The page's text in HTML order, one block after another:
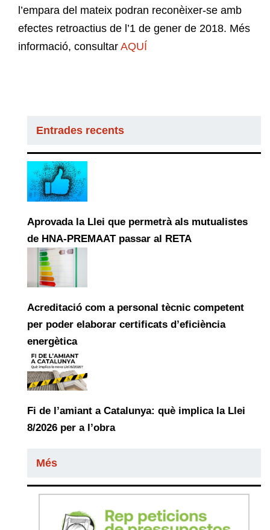
l’empara del mateix podran reconèixer-se amb
efectes retroactius de l’1 de gener de 2018. Més
informació, consultar AQUÍ
Entrades recents
Aprovada la Llei que permetrà als mutualistes
de HNA-PREMAAT passar al RETA
Acreditació com a personal tècnic competent
per poder elaborar certificats d’eficiència
energètica
Fi de l’amiant a Catalunya: què implica la Llei
8/2026 per a l’obra
Més